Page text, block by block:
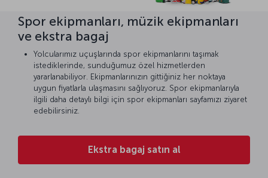
Spor ekipmanları, müzik ekipmanları
ve ekstra bagaj
Yolcularımız uçuşlarında spor ekipmanlarını taşımak
istediklerinde, sunduğumuz özel hizmetlerden
yararlanabiliyor. Ekipmanlarınızın gittiğiniz her noktaya
uygun fiyatlarla ulaşmasını sağlıyoruz. Spor ekipmanlarıyla
ilgili daha detaylı bilgi için spor ekipmanları sayfamızı ziyaret
edebilirsiniz.
Ekstra bagaj satın al